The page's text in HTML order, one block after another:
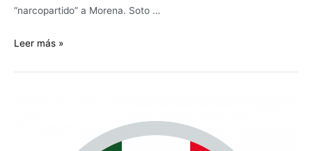
“narcopartido” a Morena. Soto …
Leer más »